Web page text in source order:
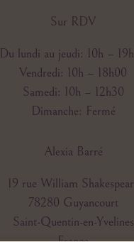
Sur RDV
Du lundi au jeudi: 10h –
Vendredi: 10h – 18h00
Samedi: 10h – 12h30
Dimanche: Fermé
Alexia Barré
19 rue William
78280 Guyancourt
Saint-Quentin-en-Yvelines